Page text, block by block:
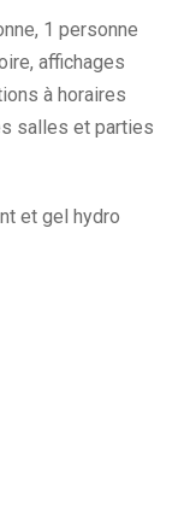
1 personne
affichages
à horaires
salles et parties
et gel hydro